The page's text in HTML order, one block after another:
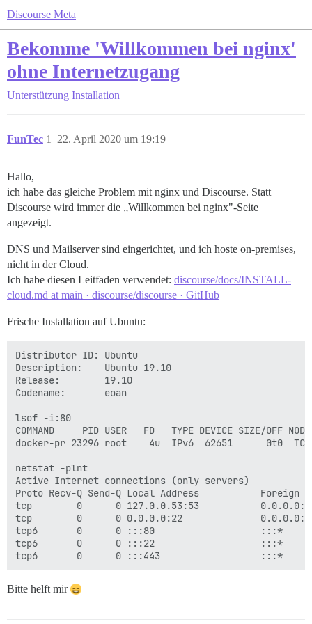
Discourse Meta
Bekomme 'Willkommen bei nginx'
ohne Internetzugang
Unterstützung Installation
FunTec 22. April 2020 um 19:19
1
Hallo,
ich habe das gleiche Problem mit nginx und Discourse. Statt
Discourse wird immer die „Willkommen bei nginx"-Seite
angezeigt.
DNS und Mailserver sind eingerichtet, und ich hoste on-premises,
nicht in der Cloud.
Ich habe diesen Leitfaden verwendet: discourse/docs/INSTALL-
cloud.md at main · discourse/discourse · GitHub
Frische Installation auf Ubuntu:
Distributor ID: Ubuntu
Description:    Ubuntu 19.10
Release:        19.10
Codename:       eoan
lsof -i:80
COMMAND     PID USER   FD   TYPE DEVICE SIZE/OFF NODE
docker-pr 23296 root    4u  IPv6  62651      0t0
netstat -plnt
Active Internet connections (only servers)
Proto Recv-Q Send-Q Local Address
tcp        0      0 127.0.0.53:53           0.0.0.0:*
tcp        0      0 0.0.0.0:22              0.0.0.0:*
tcp6       0      0 :::80                   :::*
tcp6       0      0 :::22                   :::*
Bitte helft mir